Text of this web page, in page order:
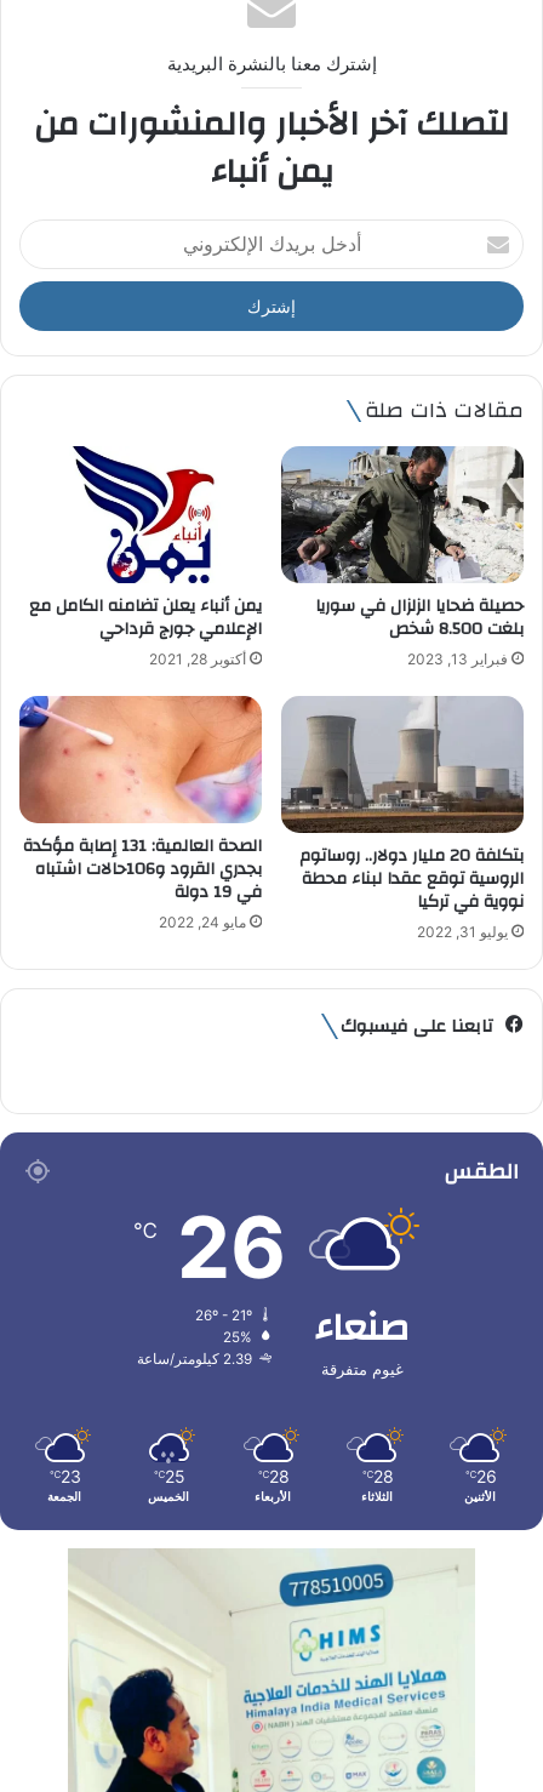
إشترك معنا بالنشرة البريدية
لتصلك آخر الأخبار والمنشورات من
يمن أنباء
أ
د
خ
ل
ر
د
ا
ل
إ
ل
ك
ر
و
ن
مقالات ذات صلة
حصيلة ضحايا الزلزال في سوريا
بلغت 8.500 شخص
فبراير 13, 2023
يمن أنباء يعلن تضامنه الكامل مع
الإعلامي جورج قرداحي
أكتوبر 28, 2021
بتكلفة 20 مليار دولار.. روساتوم
الروسية توقع عقدا لبناء محطة
نووية في تركيا
يوليو 31, 2022
الصحة العالمية: 131 إصابة مؤكدة
بجدري القرود و106حالات اشتباه
في 19 دولة
مايو 24, 2022
تابعنا على فيسبوك
الطقس
صنعاء
غيوم متفرقة
26
℃
25%
2.39 كيلومتر/ساعة
26
℃
الأثنين
28
℃
الثلاثاء
28
℃
الأربعاء
25
℃
الخميس
23
℃
الجمعة